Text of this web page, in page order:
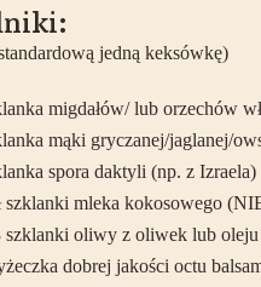
jedną keksówkę)
migdałów/ lub orzechów
mąki gryczanej/jaglanej/
spora daktyli (np. z Izraela)
szklanki mleka kokosowego
szklanki oliwy z oliwek lub oleju
dobrej jakości octu